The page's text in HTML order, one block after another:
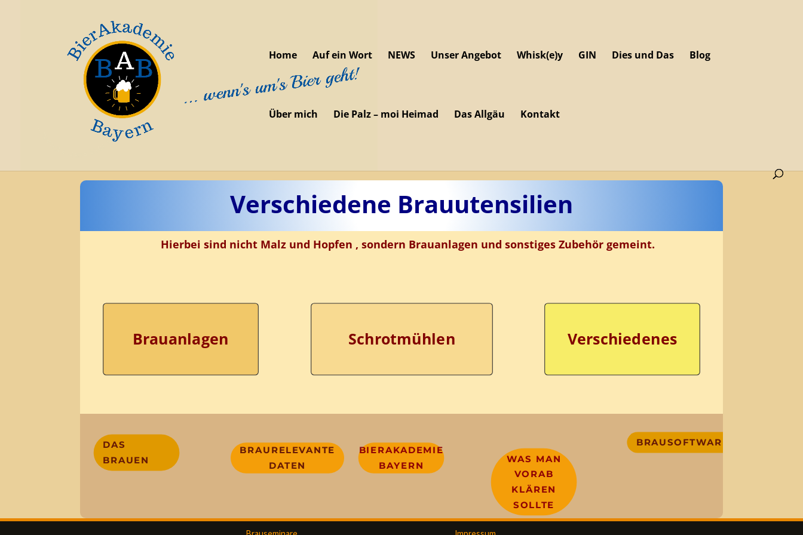
Home Auf ein Wort NEWS Unser Angebot Whisk(e)y GIN Dies und Das Blog
Über mich Die Palz – moi Heimad Das Allgäu Kontakt
Verschiedene Brauutensilien
Hierbei sind nicht Malz und Hopfen , sondern Brauanlagen und sonstiges Zubehör gemeint.
Brauanlagen Schrotmühlen Verschiedenes
DAS
BRAUEN
BRAURELEVANTE
DATEN
BIERAKADEMIE
BAYERN
WAS MAN
VORAB
KLÄREN
SOLLTE
BRAUSOFTWARE